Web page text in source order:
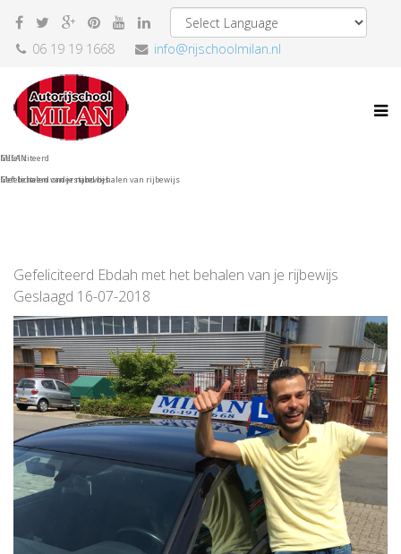
06 19 19 1668 info@rijschoolmilan.nl
MILAN
Gefeliciteerd onderstand behalen van rijbewijs
Gefeliciteerd
Met behalen van je rijbewijs
Gefeliciteerd Ebdah met het behalen van je rijbewijs
Geslaagd 16-07-2018